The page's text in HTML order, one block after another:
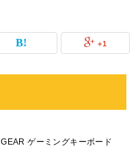
+1
ゲーミングキーボード